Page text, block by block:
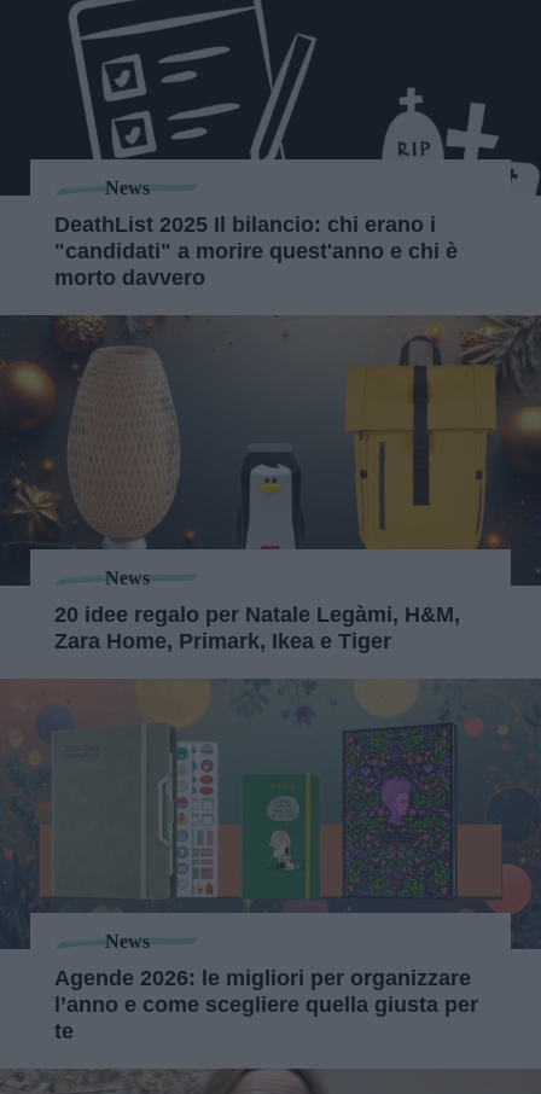
News
DeathList 2025 Il bilancio: chi erano i
"candidati" a morire quest'anno e chi è
morto davvero
News
20 idee regalo per Natale Legàmi, H&M,
Zara Home, Primark, Ikea e Tiger
News
Agende 2026: le migliori per organizzare
l’anno e come scegliere quella giusta per
te